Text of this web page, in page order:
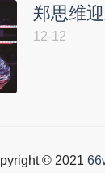
郑思维
12-12
© 2021